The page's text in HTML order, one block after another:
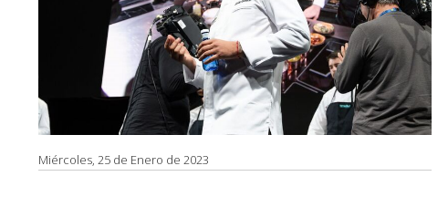
Miércoles, 25 de Enero de 2023